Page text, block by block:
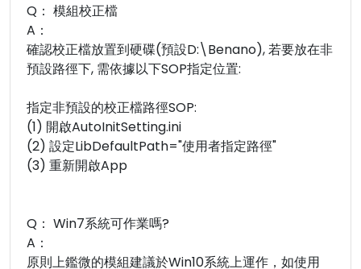
Q： 模組校正檔
A：
確認校正檔放置到硬碟(預設D:\Benano), 若要放在非
預設路徑下, 需依據以下SOP指定位置:
指定非預設的校正檔路徑SOP:
(1) 開啟AutoInitSetting.ini
(2) 設定LibDefaultPath="使用者指定路徑"
(3) 重新開啟App
Q： Win7系統可作業嗎?
A：
原則上鑑微的模組建議於Win10系統上運作，如使用